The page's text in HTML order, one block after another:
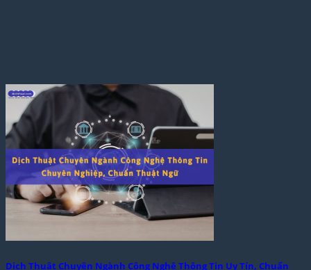
Dịch Thuật Chuyên Ngành Công Nghệ Thông Tin Uy Tín, Chuẩn